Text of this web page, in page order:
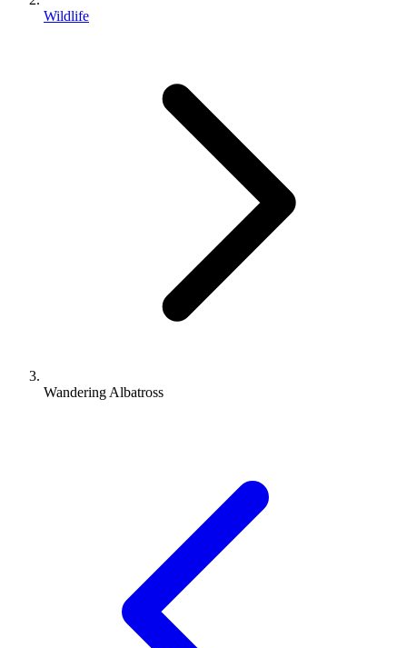
Wildlife
Wandering Albatross